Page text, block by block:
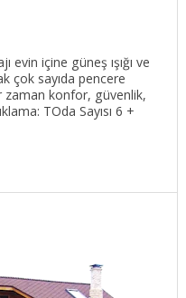
içine güneş ışığı ve
çok sayıda pencere
zaman konfor, güvenlik,
TOda Sayısı 6 +